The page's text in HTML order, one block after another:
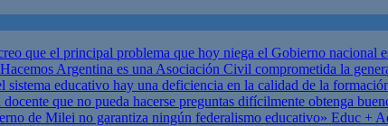
que el principal problema que hoy niega el Gobierno nacional
Argentina es una Asociación Civil comprometida la
sistema educativo hay una deficiencia en la calidad de la
que no pueda hacerse preguntas difícilmente obtenga
de Milei no garantiza ningún federalismo educativo» Educ +